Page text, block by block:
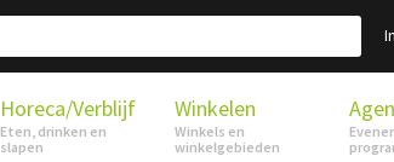
Horeca/Verblijf
Eten, drinken en
slapen
Winkelen
Winkels en
winkelgebieden